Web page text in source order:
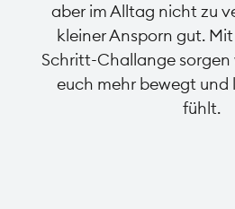
aber im Alltag nicht zu
kleiner Ansporn gut.
Schritt-Challange sorgen
euch mehr bewegt
fühlt.